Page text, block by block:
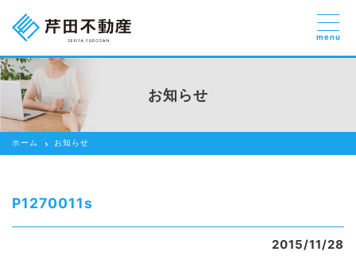
売りたい
貸したい方
借りたい
menu
お知らせ
ホーム お知らせ
P1270011s
2015/11/28